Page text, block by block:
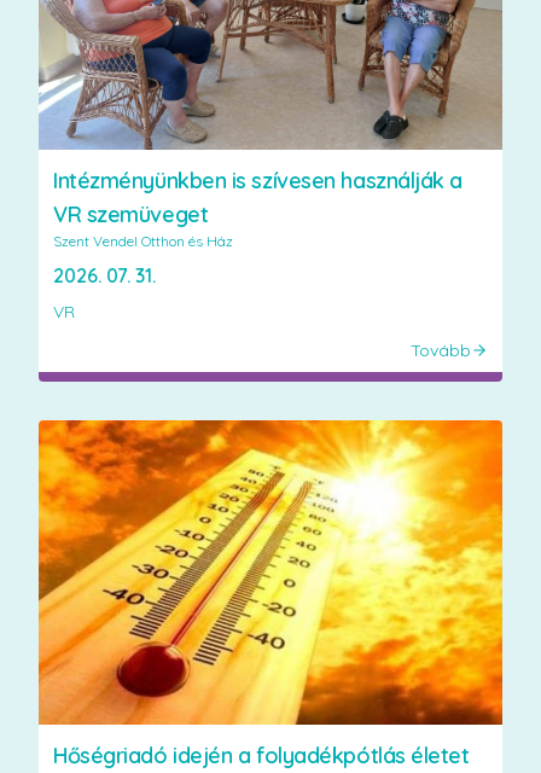
Intézményünkben is szívesen használják a
VR szemüveget
Szent Vendel Otthon és Ház
2026. 07. 31.
VR
Tovább
Hőségriadó idején a folyadékpótlás életet